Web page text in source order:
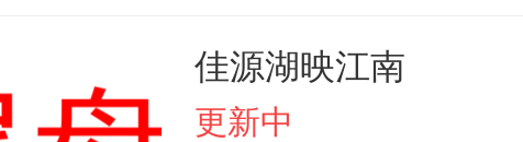
佳源湖映江南
更新中